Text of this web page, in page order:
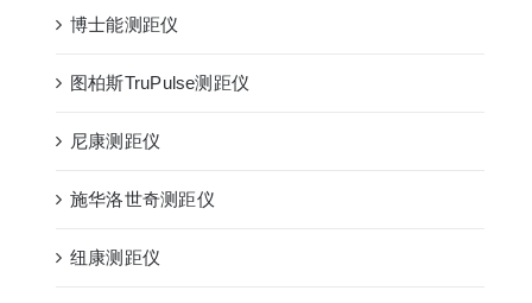
博士能测距仪
图柏斯TruPulse测距仪
尼康测距仪
施华洛世奇测距仪
纽康测距仪